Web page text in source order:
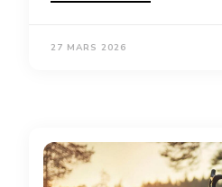
27 MARS 2026